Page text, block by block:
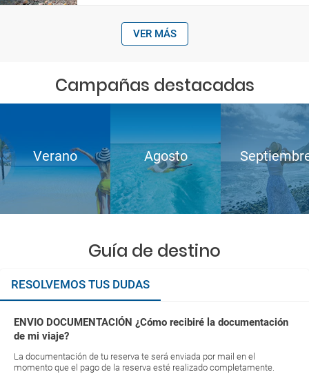
VER MÁS
Campañas destacadas
Verano Agosto
Guía de destino
RESOLVEMOS TUS DUDAS
ENVIO DOCUMENTACIÓN ¿Cómo recibiré la documentación
de mi viaje?
La documentación de tu reserva te será enviada por mail en el
momento que el pago de la reserva esté realizado completamente.